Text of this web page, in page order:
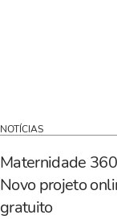
NOTÍCIAS
Maternidade
Novo projeto
gratuito